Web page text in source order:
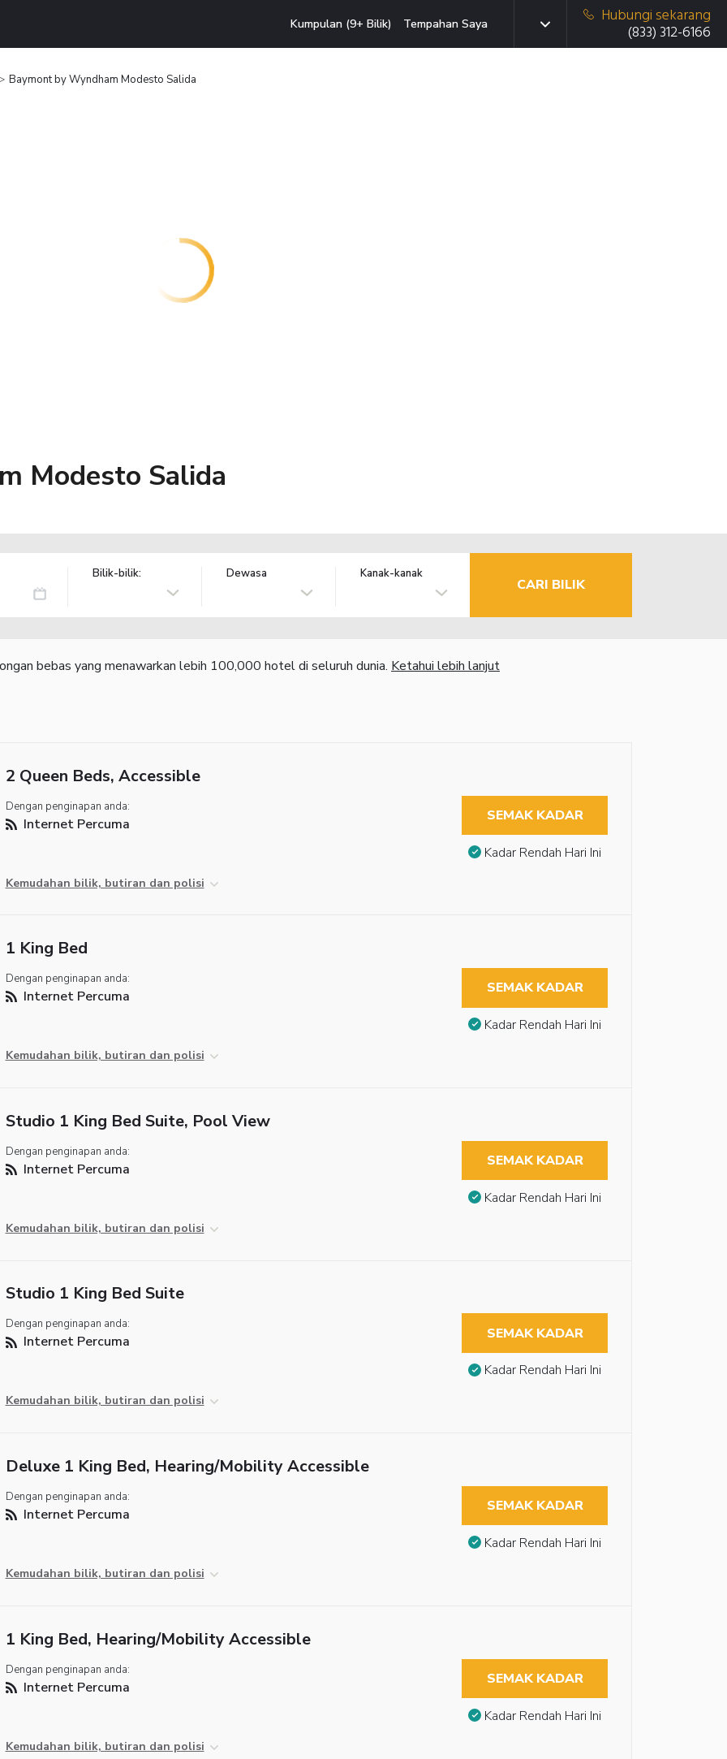
Kumpulan (9+ Bilik) Tempahan Saya
Hubungi sekarang
(833) 312-6166
Baymont by Wyndham Modesto Salida
Modesto Salida
Bilik-bilik: Dewasa Kanak-kanak
CARI BILIK
bebas yang menawarkan lebih 100,000 hotel di seluruh dunia. Ketahui lebih lanjut
2 Queen Beds, Accessible
Dengan penginapan anda:
Internet Percuma
Kemudahan bilik, butiran dan polisi
SEMAK KADAR
Kadar Rendah Hari Ini
1 King Bed
Dengan penginapan anda:
Internet Percuma
Kemudahan bilik, butiran dan polisi
SEMAK KADAR
Kadar Rendah Hari Ini
Studio 1 King Bed Suite, Pool View
Dengan penginapan anda:
Internet Percuma
Kemudahan bilik, butiran dan polisi
SEMAK KADAR
Kadar Rendah Hari Ini
Studio 1 King Bed Suite
Dengan penginapan anda:
Internet Percuma
Kemudahan bilik, butiran dan polisi
SEMAK KADAR
Kadar Rendah Hari Ini
Deluxe 1 King Bed, Hearing/Mobility Accessible
Dengan penginapan anda:
Internet Percuma
Kemudahan bilik, butiran dan polisi
SEMAK KADAR
Kadar Rendah Hari Ini
1 King Bed, Hearing/Mobility Accessible
Dengan penginapan anda:
Internet Percuma
Kemudahan bilik, butiran dan polisi
SEMAK KADAR
Kadar Rendah Hari Ini